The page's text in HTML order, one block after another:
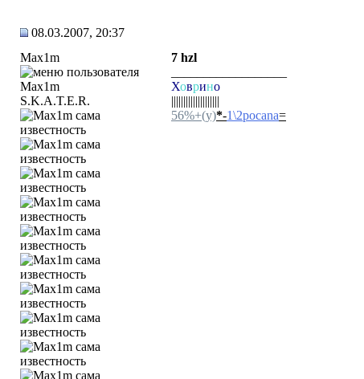
08.03.2007, 20:37
Max1m
S.K.A.T.E.R.
7 hzl
Ховрино
||||||||||||||||||||
56%+(y)*-1\2pocana=